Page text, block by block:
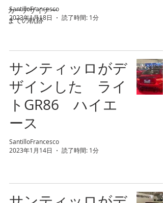
カーデザイナー
までの軌跡
SantilloFrancesco
2023年1月18日
読了時間: 1分
サンティッロがデ
ザインした ライ
トGR86 ハイエ
ース
SantilloFrancesco
2023年1月14日
読了時間: 1分